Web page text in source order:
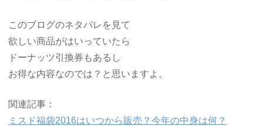
このブログのネタバレを見て
欲しい商品がはいっていたら
ドーナッツ引換券もあるし
お得な内容なのでは？と思いますよ。
関連記事：
ミスド福袋2016はいつから販売？今年の中身は何？